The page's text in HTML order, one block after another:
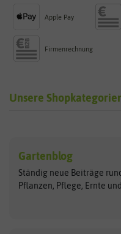
Apple Pay
Firmenrechnung
Unsere
Exotische Samen
Gemüsesamen
Gründünger
Arche Noah
ASB Greenworld
Gartenblog
Ständig neue Beiträge
Pflanzen, Pflege, Ernte